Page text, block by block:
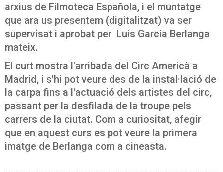
arxius de Filmoteca Española, i el muntatge
que ara us presentem (digitalitzat) va ser
supervisat i aprobat per Luis García Berlanga
mateix.
El curt mostra l'arribada del Circ Americà a
Madrid, i s'hi pot veure des de la instal·lació de
la carpa fins a l'actuació dels artistes del circ,
passant per la desfilada de la troupe pels
carrers de la ciutat. Com a curiositat, afegir
que en aquest curs es pot veure la primera
imatge de Berlanga com a cineasta.